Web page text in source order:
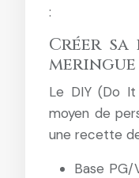
:
Créer sa
Le DIY (Do
moyen de
une recette
Base